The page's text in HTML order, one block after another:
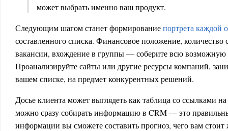
может выбрать именно ваш продукт.
Следующим шагом станет формированиепортрета каждой
составленного списка. Финансовое положение,
вакансии, вхождение в группы — соберите всю
Проанализируйте сайты или другие ресурсы компаний,
вашем списке, на предмет конкурентных решений.
Досье клиента может выглядеть как таблица со ссылками
можно сразу собирать информацию в CRM — это
информации вы сможете составить прогноз, чего вам стоит